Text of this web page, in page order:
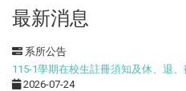
最新消息
系所公告
115-1學期在校生註冊須知及休、退
2026-07-24